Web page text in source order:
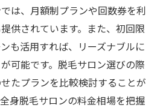
は、月額制プランや回数券を利
供されています。また、初回限
も活用すれば、リーズナブルに
可能です。脱毛サロン選びの際
たプランを比較検討することが
身脱毛サロンの料金相場を把握